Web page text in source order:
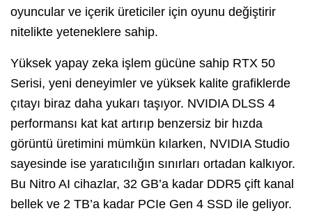
oyuncular ve içerik üreticiler için oyunu değiştirir
nitelikte yeteneklere sahip.
Yüksek yapay zeka işlem gücüne sahip RTX 50
Serisi, yeni deneyimler ve yüksek kalite grafiklerde
çıtayı biraz daha yukarı taşıyor. NVIDIA DLSS 4
performansı kat kat artırıp benzersiz bir hızda
görüntü üretimini mümkün kılarken, NVIDIA Studio
sayesinde ise yaratıcılığın sınırları ortadan kalkıyor.
Bu Nitro AI cihazlar, 32 GB’a kadar DDR5 çift kanal
bellek ve 2 TB’a kadar PCIe Gen 4 SSD ile geliyor.